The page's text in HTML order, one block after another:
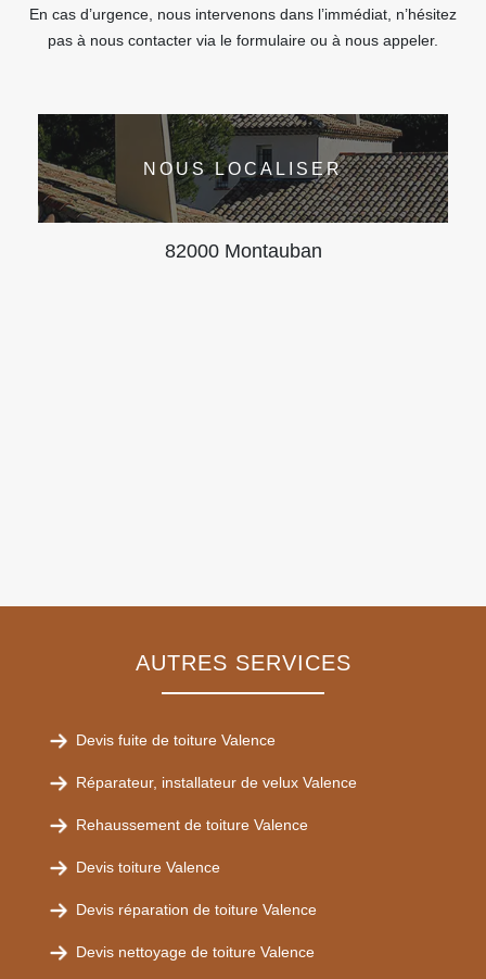
En cas d’urgence, nous intervenons dans l’immédiat, n’hésitez
pas à nous contacter via le formulaire ou à nous appeler.
NOUS LOCALISER
82000 Montauban
AUTRES SERVICES
Devis fuite de toiture Valence
Réparateur, installateur de velux Valence
Rehaussement de toiture Valence
Devis toiture Valence
Devis réparation de toiture Valence
Devis nettoyage de toiture Valence